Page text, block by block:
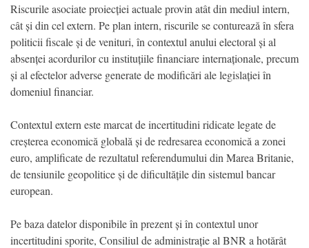
Riscurile asociate proiecției actuale provin atât din mediul intern,
cât și din cel extern. Pe plan intern, riscurile se conturează în sfera
politicii fiscale și de venituri, în contextul anului electoral și al
absenței acordurilor cu instituțiile financiare internaționale, precum
și al efectelor adverse generate de modificări ale legislației în
domeniul financiar.
Contextul extern este marcat de incertitudini ridicate legate de
creșterea economică globală și de redresarea economică a zonei
euro, amplificate de rezultatul referendumului din Marea Britanie,
de tensiunile geopolitice și de dificultățile din sistemul bancar
european.
Pe baza datelor disponibile în prezent și în contextul unor
incertitudini sporite, Consiliul de administrație al BNR a hotărât